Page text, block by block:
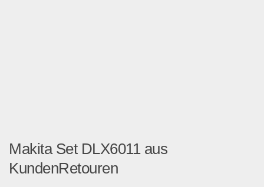
Makita Set DLX6011 aus
KundenRetouren